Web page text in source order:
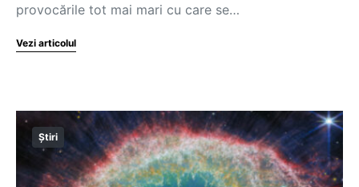
provocările tot mai mari cu care se…
Vezi articolul
Știri